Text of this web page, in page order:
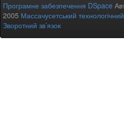
Програмне забезпечення DSpace
2005 Массачусетський технологічний
Зворотний зв’язок